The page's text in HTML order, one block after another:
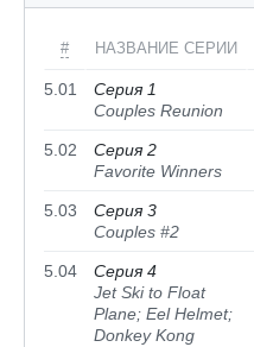
# НАЗВАНИЕ СЕРИИ
5.01
Серия 1
Couples Reunion
5.02
Серия 2
Favorite Winners
5.03
Серия 3
Couples #2
5.04
Серия 4
Jet Ski to Float
Plane; Eel Helmet;
Donkey Kong